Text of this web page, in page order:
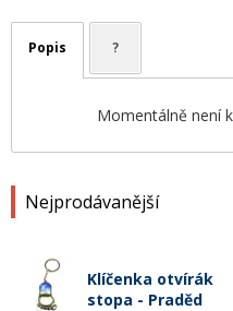
Nejprodávanější
Klíčenka otvírák
stopa - Praděd
Popis ?
Momentálně není